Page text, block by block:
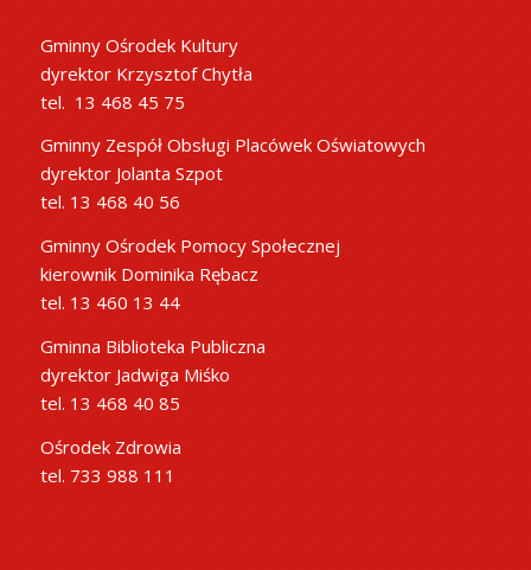
Gminny Ośrodek Kultury
dyrektor Krzysztof Chytła
tel. 13 468 45 75
Gminny Zespół Obsługi Placówek Oświatowych
dyrektor Jolanta Szpot
tel. 13 468 40 56
Gminny Ośrodek Pomocy Społecznej
kierownik Dominika Rębacz
tel. 13 460 13 44
Gminna Biblioteka Publiczna
dyrektor Jadwiga Miśko
tel. 13 468 40 85
Ośrodek Zdrowia
tel. 733 988 111